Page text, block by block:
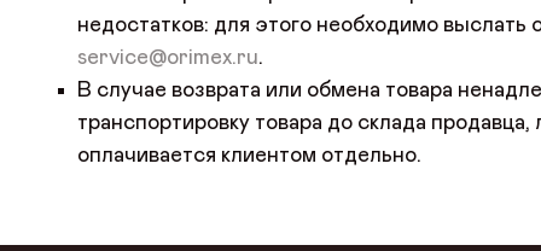
недостатков: для этого необходимо
service@orimex.ru.
В случае возврата или обмена товара
транспортировку товара до склада
оплачивается клиентом отдельно.